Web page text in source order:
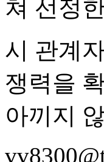
쳐 선정
시 관계
쟁력을
아끼지